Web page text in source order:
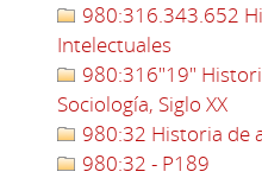
980:316.343.652
Intelectuales
980:316"19"
Sociología, Siglo XX
980:32 Historia de
980:32 - P189